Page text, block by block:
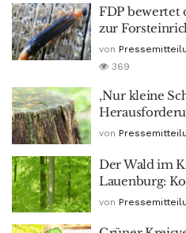
FDP bewertet
zur
von
369
‚Nur kleine
von
Der Wald im
Lauenburg:
von